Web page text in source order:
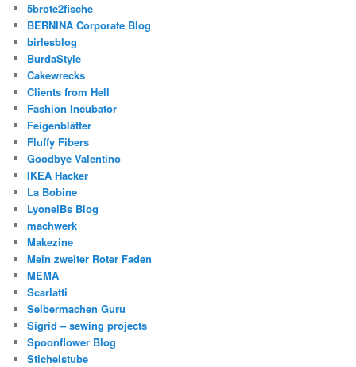
5brote2fische
BERNINA Corporate Blog
birlesblog
BurdaStyle
Cakewrecks
Clients from Hell
Fashion Incubator
Feigenblätter
Fluffy Fibers
Goodbye Valentino
IKEA Hacker
La Bobine
LyonelBs Blog
machwerk
Makezine
Mein zweiter Roter Faden
MEMA
Scarlatti
Selbermachen Guru
Sigrid – sewing projects
Spoonflower Blog
Stichelstube